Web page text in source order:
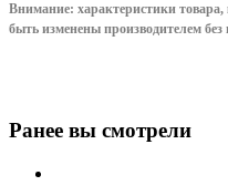
Внимание: характеристики
быть изменены производителем без
Ранее вы смотрели